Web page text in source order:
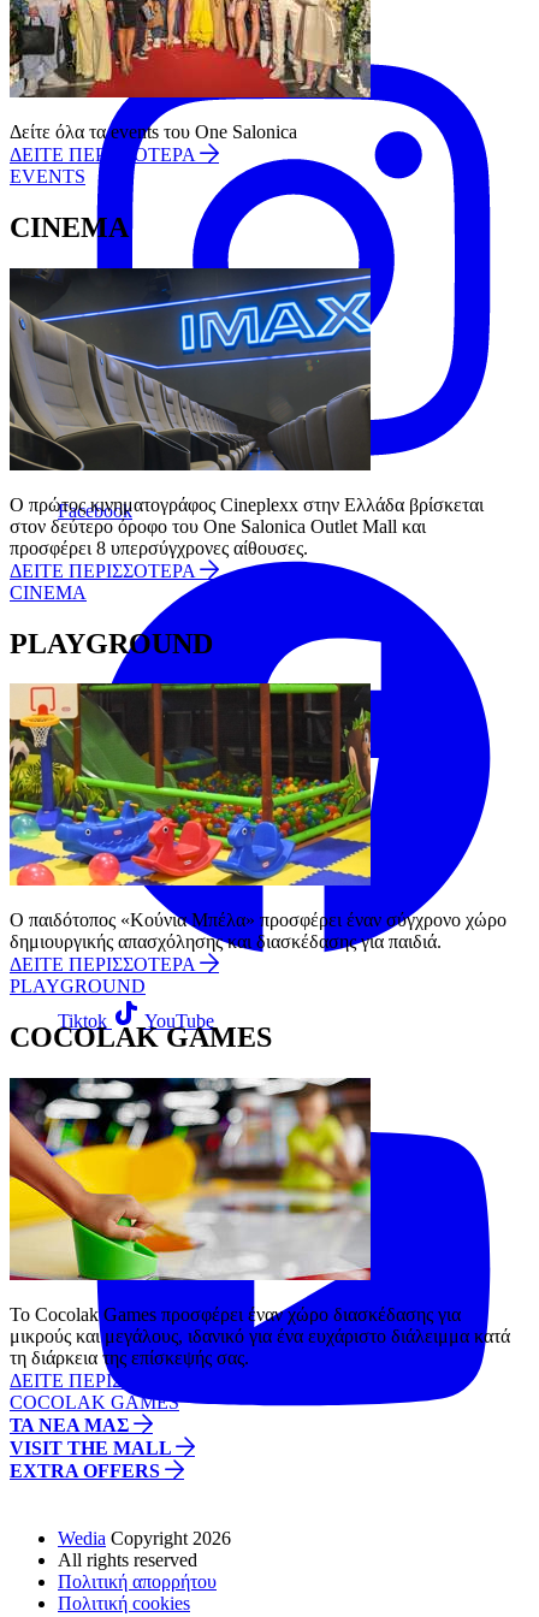
Δείτε όλα τα events του One Salonica
ΔΕΙΤΕ ΠΕΡΙΣΣΟΤΕΡΑ
EVENTS
CINEMA
Ο πρώτος κινηματογράφος Cineplexx στην Ελλάδα βρίσκεται
στον δεύτερο όροφο του One Salonica Outlet Mall και
προσφέρει 8 υπερσύγχρονες αίθουσες.
ΔΕΙΤΕ ΠΕΡΙΣΣΟΤΕΡΑ
CINEMA
PLAYGROUND
Ο παιδότοπος «Κούνια Μπέλα» προσφέρει έναν σύγχρονο χώρο
δημιουργικής απασχόλησης και διασκέδασης για παιδιά.
ΔΕΙΤΕ ΠΕΡΙΣΣΟΤΕΡΑ
PLAYGROUND
COCOLAK GAMES
Το Cocolak Games προσφέρει έναν χώρο διασκέδασης για
μικρούς και μεγάλους, ιδανικό για ένα ευχάριστο διάλειμμα κατά
τη διάρκεια της επίσκεψής σας.
ΔΕΙΤΕ ΠΕΡΙΣΣΟΤΕΡΑ
COCOLAK GAMES
ΤΑ ΝΕΑ ΜΑΣ
VISIT THE MALL
EXTRA OFFERS
Instagram
Facebook
Tiktok YouTube
Wedia Copyright 2026
All rights reserved
Πολιτική απορρήτου
Πολιτική cookies